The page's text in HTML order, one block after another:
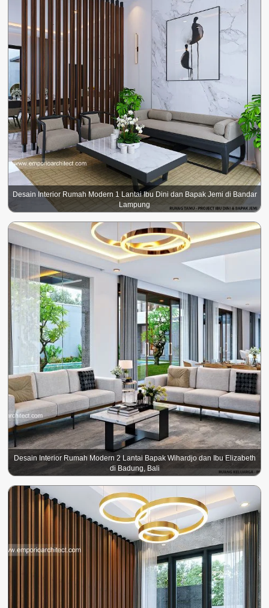
Desain Interior Rumah Modern 1 Lantai Ibu Dini dan Bapak Jemi di Bandar
Lampung
Desain Interior Rumah Modern 2 Lantai Bapak Wihardjo dan Ibu Elizabeth
di Badung, Bali